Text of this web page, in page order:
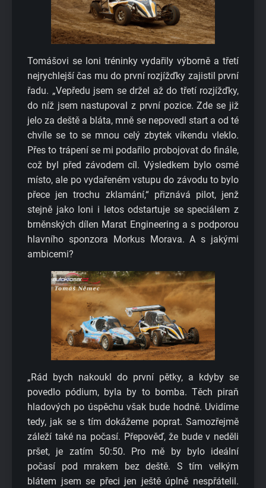
Tomášovi se loni tréninky vydařily výborně a třetí
nejrychlejší čas mu do první rozjížďky zajistil první
řadu. „Vepředu jsem se držel až do třetí rozjížďky,
do níž jsem nastupoval z první pozice. Zde se již
jelo za deště a bláta, mně se nepovedl start a od té
chvíle se to se mnou celý zbytek víkendu vleklo.
Přes to trápení se mi podařilo probojovat do finále,
což byl před závodem cíl. Výsledkem bylo osmé
místo, ale po vydařeném vstupu do závodu to bylo
přece jen trochu zklamání,“ přiznává pilot, jenž
stejně jako loni i letos odstartuje se speciálem z
brněnských dílen Marat Engineering a s podporou
hlavního sponzora Morkus Morava. A s jakými
ambicemi?
„Rád bych nakoukl do první pětky, a kdyby se
povedlo pódium, byla by to bomba. Těch piraň
hladových po úspěchu však bude hodně. Uvidíme
tedy, jak se s tím dokážeme poprat. Samozřejmě
záleží také na počasí. Přepověď, že bude v neděli
pršet, je zatím 50:50. Pro mě by bylo ideální
počasí pod mrakem bez deště. S tím velkým
blátem jsem se přeci jen ještě úplně nespřátelil.